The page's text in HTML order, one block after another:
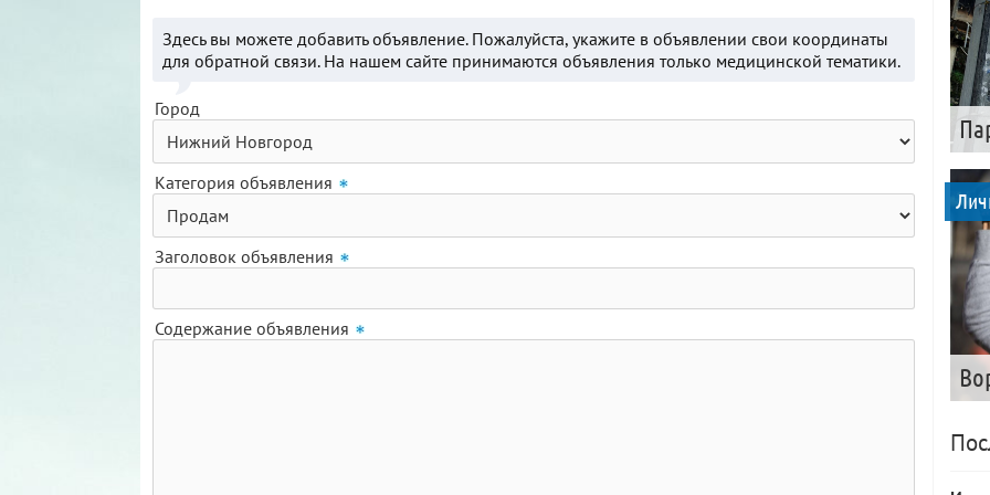
Здесь вы можете добавить объявление. Пожалуйста, укажите в объявлении свои координаты
для обратной связи. На нашем сайте принимаются объявления только медицинской тематики.
Город
Категория объявления
Заголовок объявления
Содержание объявления